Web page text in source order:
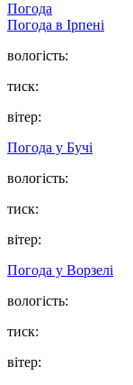
Погода
Погода в Ірпені
вологість:
тиск:
вітер:
Погода у Бучі
вологість:
тиск:
вітер:
Погода у Ворзелі
вологість:
тиск:
вітер: